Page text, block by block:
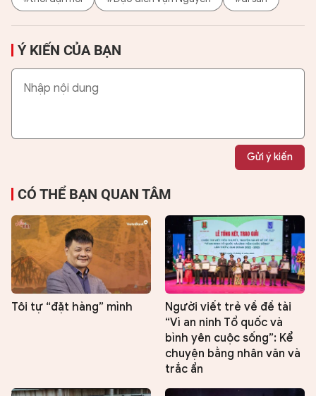
Ý KIẾN CỦA BẠN
Gửi ý kiến
CÓ THỂ BẠN QUAN TÂM
Tôi tự “đặt hàng” mình
Người viết trẻ về đề tài
“Vì an ninh Tổ quốc và
bình yên cuộc sống”: Kể
chuyện bằng nhân văn và
trắc ẩn